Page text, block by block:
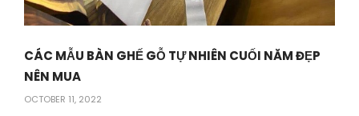
CÁC MẪU BÀN GHẾ GỖ TỰ NHIÊN CUỐI NĂM ĐẸP
NÊN MUA
OCTOBER 11, 2022